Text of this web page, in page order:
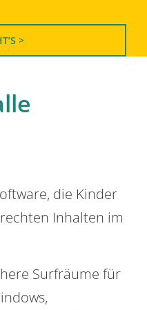
>
die Kinder
Inhalten im
Surfräume für